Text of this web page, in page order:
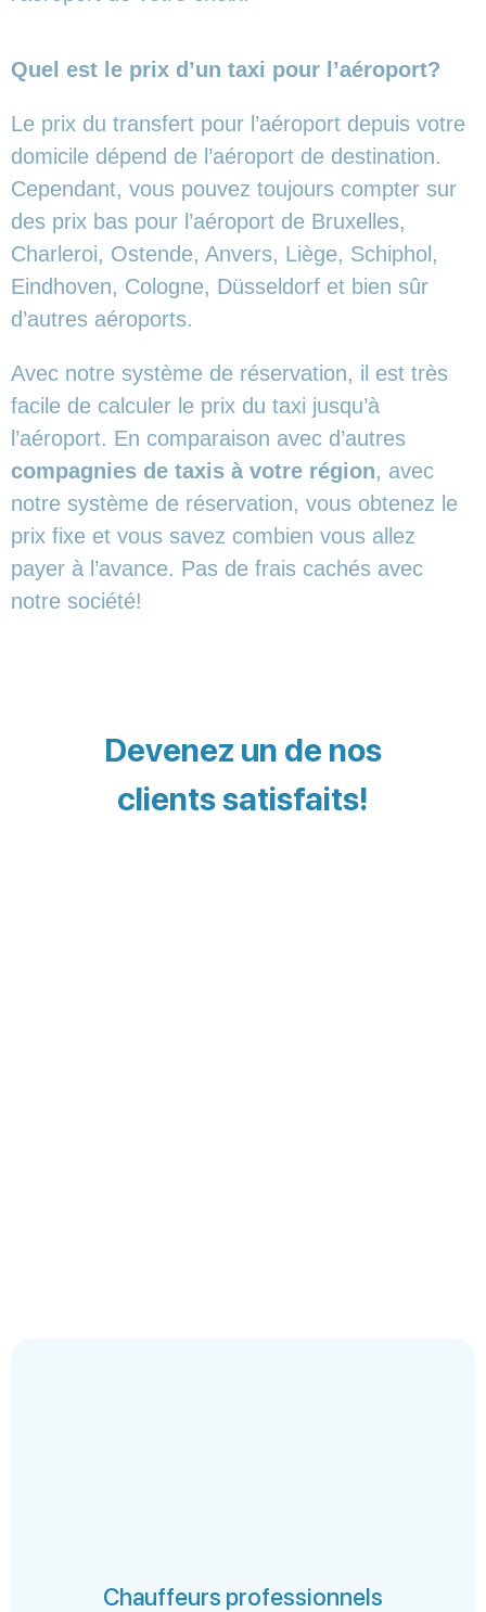
Quel est le prix d’un taxi pour l’aéroport?
Le prix du transfert pour l’aéroport depuis votre
domicile dépend de l’aéroport de destination.
Cependant, vous pouvez toujours compter sur
des prix bas pour l’aéroport de Bruxelles,
Charleroi, Ostende, Anvers, Liège, Schiphol,
Eindhoven, Cologne, Düsseldorf et bien sûr
d’autres aéroports.
Avec notre système de réservation, il est très
facile de calculer le prix du taxi jusqu’à
l’aéroport. En comparaison avec d’autres
compagnies de taxis à votre région, avec
notre système de réservation, vous obtenez le
prix fixe et vous savez combien vous allez
payer à l’avance. Pas de frais cachés avec
notre société!
Devenez un de nos
clients satisfaits!
Chauffeurs professionnels